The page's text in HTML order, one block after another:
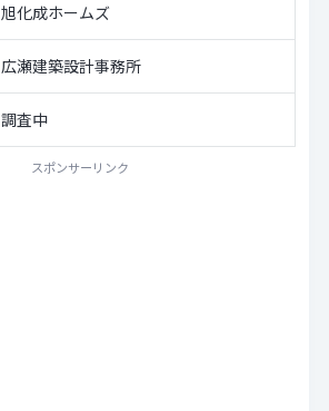
旭化成ホームズ
広瀬建築設計事務所
調査中
スポンサーリンク